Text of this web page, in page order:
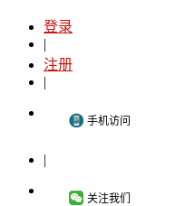
登录
|
注册
|
手机访问
|
关注我们